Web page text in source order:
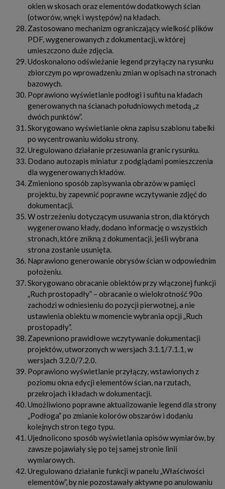
okien w skosach oraz elementów dodatkowych ścian
(otworów, wnęk i występów) na kładach.
Zastosowano mechanizm ograniczający wielkość plików
PDF, wygenerowanych z dokumentacji, w której
umieszczono duże zdjęcia.
Udoskonalono odświeżanie legend przyłączy na rysunku
zbiorczym po wprowadzeniu zmian w opisach na stronach
bazowych.
Poprawiono wyświetlanie podłogi i sufitu na kładach
generowanych na ścianach południowych metodą „z
dwóch punktów”.
Skorygowano wyświetlanie okna zapisu szablonu tabelki
po wycentrowaniu widoku strony.
Uregulowano działanie przesuwania granic rysunku.
Dodano autozapis miniatur z podglądami pomieszczenia
dla wygenerowanych kładów.
Zmieniono sposób zapisywania obrazów w pamięci
projektu, by zapewnić poprawne wczytywanie zdjęć do
dokumentacji.
W ostrzeżeniu dotyczącym usuwania stron, dla których
wygenerowano kłady, dodano informację o wszystkich
stronach, które znikną z dokumentacji, jeśli wybrana
strona zostanie usunięta.
Naprawiono generowanie obrysów ścian w odpowiednim
położeniu.
Skorygowano obracanie obiektów przy włączonej funkcji
„Ruch prostopadły” – obracanie o wielokrotność 90o
zachodzi w odniesieniu do pozycji pierwotnej, a nie
ustawienia obiektu w momencie wybrania opcji „Ruch
prostopadły”.
Zapewniono prawidłowe wczytywanie dokumentacji
projektów, utworzonych w wersjach 3.1.1/7.1.1, w
wersjach 3.2.0/7.2.0.
Poprawiono wyświetlanie przyłączy, wstawionych z
poziomu okna edycji elementów ścian, na rzutach,
przekrojach i kładach w dokumentacji.
Umożliwiono poprawne aktualizowanie legend dla strony
„Podłoga” po zmianie kolorów obszarów i dodaniu
kolejnych stron tego typu.
Ujednolicono sposób wyświetlania opisów wymiarów, by
zawsze pojawiały się po tej samej stronie linii
wymiarowych.
Uregulowano działanie funkcji w panelu „Właściwości
elementów”, by nie pozostawały aktywne po anulowaniu